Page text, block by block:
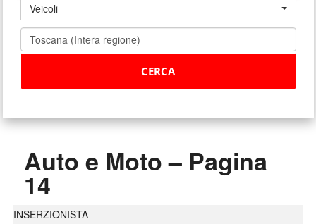
Veicoli
Auto e Moto – Pagina
14
INSERZIONISTA